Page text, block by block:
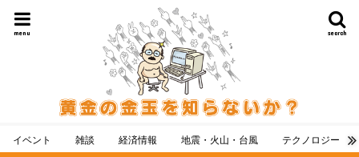
search
menu
イベント 雑談 経済情報 地震・火山・台風 テクノロジー